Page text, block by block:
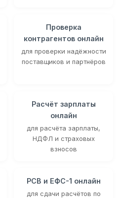
Проверка
контрагентов онлайн
для проверки надёжности
поставщиков и партнёров
Расчёт зарплаты
онлайн
для расчёта зарплаты,
НДФЛ и страховых
взносов
РСВ и ЕФС-1 онлайн
для сдачи расчётов по